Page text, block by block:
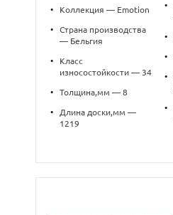
• Коллекция — Emotion
•
Страна производства
— Бельгия
•
Класс
износостойкости — 34
• Толщина,мм — 8
•
Длина доски,мм —
1219
•
•
•
•
•